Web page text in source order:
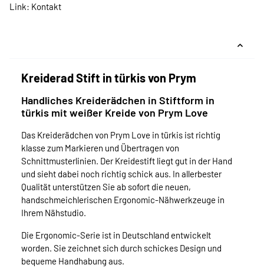
Link: Kontakt
Kreiderad Stift in türkis von Prym
Handliches Kreiderädchen in Stiftform in
türkis mit weißer Kreide von Prym Love
Das Kreiderädchen von Prym Love in türkis ist richtig
klasse zum Markieren und Übertragen von
Schnittmusterlinien. Der Kreidestift liegt gut in der Hand
und sieht dabei noch richtig schick aus. In allerbester
Qualität unterstützen Sie ab sofort die neuen,
handschmeichlerischen Ergonomic-Nähwerkzeuge in
Ihrem Nähstudio.
Die Ergonomic-Serie ist in Deutschland entwickelt
worden. Sie zeichnet sich durch schickes Design und
bequeme Handhabung aus.